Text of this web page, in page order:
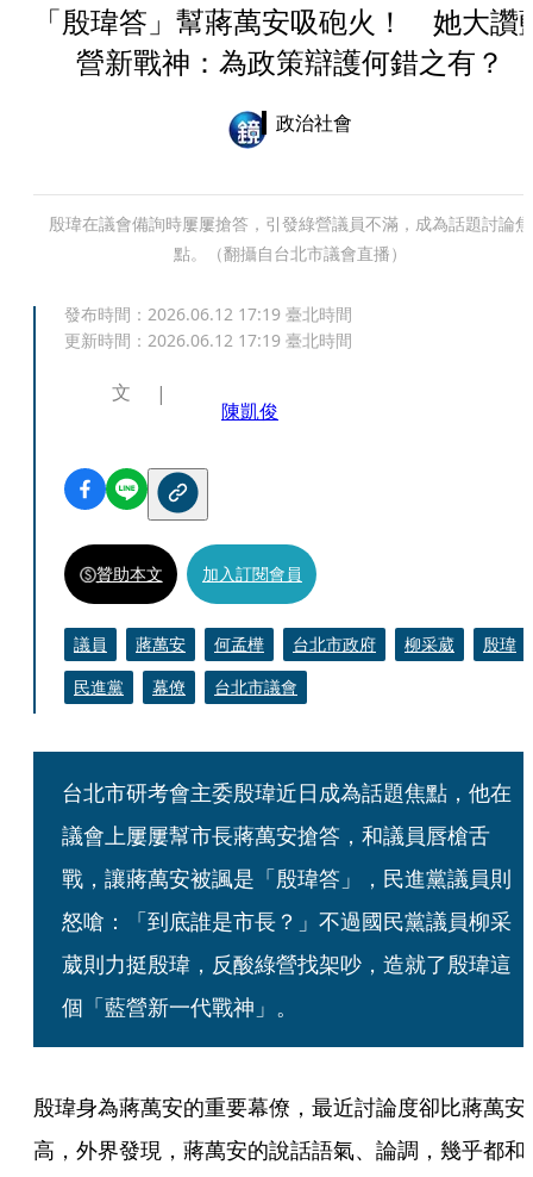
「殷瑋答」幫蔣萬安吸砲火！ 她大讚
營新戰神：為政策辯護何錯之有？
政治社會
殷瑋在議會備詢時屢屢搶答，引發綠營議員不滿，成為話題討論焦
點。（翻攝自台北市議會直播）
發布時間： 2026.06.12 17:19 臺北時間
更新時間： 2026.06.12 17:19 臺北時間
文
陳凱俊
贊助本文 加入訂閱會員
議員 蔣萬安 何孟樺 台北市政府 柳采葳
殷瑋
民進黨
幕僚 台北市議會
台北市研考會主委殷瑋近日成為話題焦點，他在
議會上屢屢幫市長蔣萬安搶答，和議員唇槍舌
戰，讓蔣萬安被諷是「殷瑋答」，民進黨議員則
怒嗆：「到底誰是市長？」不過國民黨議員柳采
葳則力挺殷瑋，反酸綠營找架吵，造就了殷瑋這
個「藍營新一代戰神」。
殷瑋身為蔣萬安的重要幕僚，最近討論度卻比蔣萬安
高，外界發現，蔣萬安的說話語氣、論調，幾乎都和